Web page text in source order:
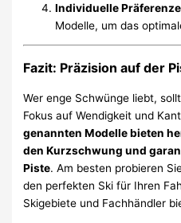
Individuelle
Modelle, um das
Fazit: Präzision auf der
Wer enge Schwünge liebt,
Fokus auf Wendigkeit und
genannten Modelle bieten
den Kurzschwung und
Piste. Am besten probieren
den perfekten Ski für Ihren
Skigebiete und Fachhändler